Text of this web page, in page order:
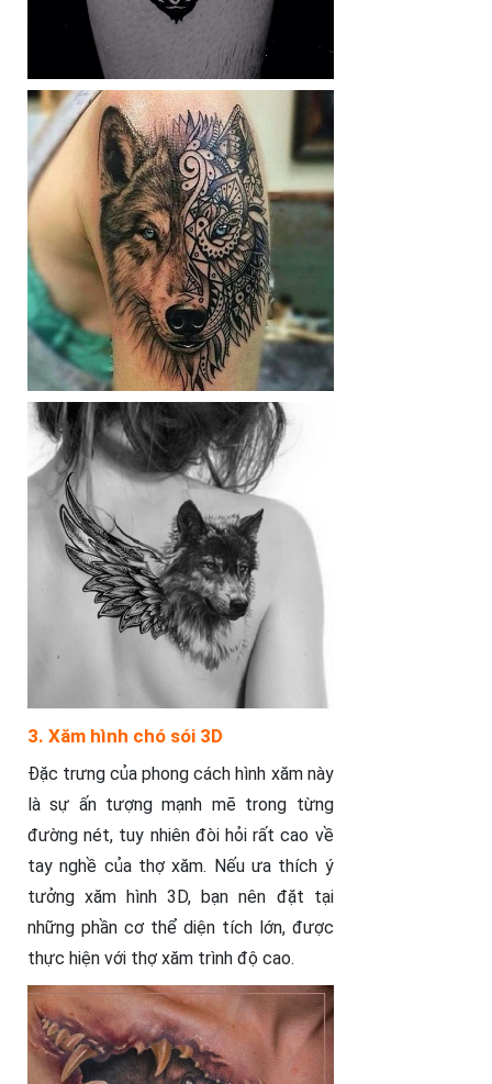
3. Xăm hình chó sói 3D
Đặc trưng của phong cách hình xăm này
là sự ấn tượng mạnh mẽ trong từng
đường nét, tuy nhiên đòi hỏi rất cao về
tay nghề của thợ xăm. Nếu ưa thích ý
tưởng xăm hình 3D, bạn nên đặt tại
những phần cơ thể diện tích lớn, được
thực hiện với thợ xăm trình độ cao.